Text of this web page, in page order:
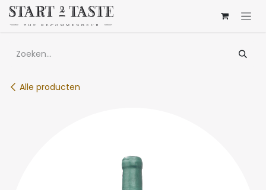
Overslaan naar inhoud
Alle producten